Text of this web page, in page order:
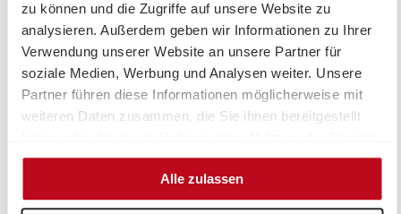
zu können und die Zugriffe auf unsere Website zu
analysieren. Außerdem geben wir Informationen zu Ihrer
Verwendung unserer Website an unsere Partner für
soziale Medien, Werbung und Analysen weiter. Unsere
Partner führen diese Informationen möglicherweise mit
weiteren Daten zusammen, die Sie ihnen bereitgestellt
gesammelt haben.
Alle zulassen
Ein großes Dankeschön gilt dem Organisationsteam des
Glocknerkönigs, demTourismusverband BRUCK
FUSCH | GROSSGLOCKNERundBike Infection.
Idee und Ziel
Streckenprofil